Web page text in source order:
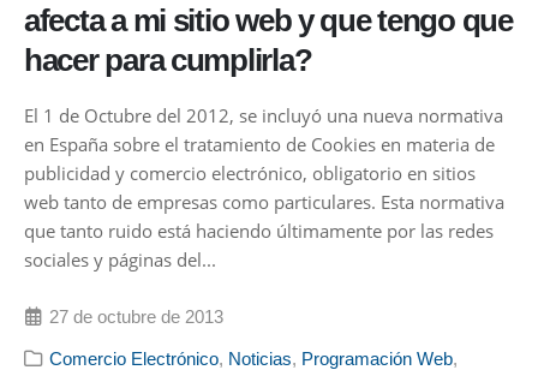
afecta a mi sitio web y que tengo que
hacer para cumplirla?
El 1 de Octubre del 2012, se incluyó una nueva normativa
en España sobre el tratamiento de Cookies en materia de
publicidad y comercio electrónico, obligatorio en sitios
web tanto de empresas como particulares. Esta normativa
que tanto ruido está haciendo últimamente por las redes
sociales y páginas del...
27 de octubre de 2013
Comercio Electrónico, Noticias, Programación Web,